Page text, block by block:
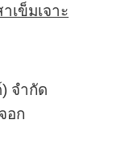
ข็มเจาะ
จำกัด
อก